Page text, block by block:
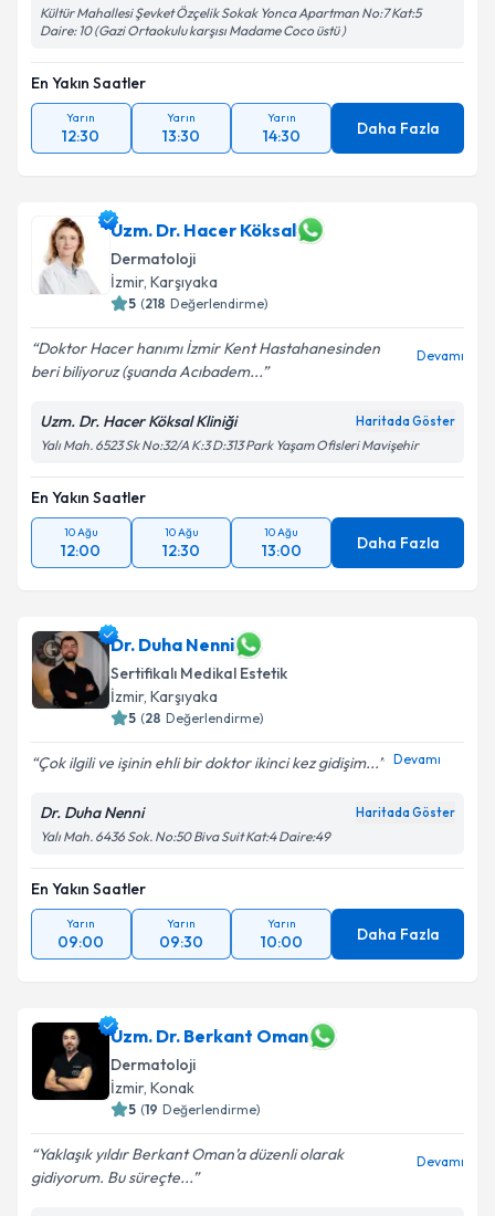
Kültür Mahallesi Şevket Özçelik Sokak Yonca Apartman No:7 Kat:5
Daire: 10 (Gazi Ortaokulu karşısı Madame Coco üstü )
En Yakın Saatler
Yarın
12:30
Yarın
13:30
Yarın
14:30 Daha Fazla
Uzm. Dr. Hacer Köksal
Dermatoloji
İzmir, Karşıyaka
5 (218 Değerlendirme)
Doktor Hacer hanımı İzmir Kent Hastahanesinden
beri biliyoruz (şuanda Acıbadem...
Devamı
Uzm. Dr. Hacer Köksal Kliniği Haritada Göster
Yalı Mah. 6523 Sk No:32/A K:3 D:313 Park Yaşam Ofisleri Mavişehir
En Yakın Saatler
10 Ağu
12:00
10 Ağu
12:30
10 Ağu
13:00 Daha Fazla
Dr. Duha Nenni
Sertifikalı Medikal Estetik
İzmir, Karşıyaka
5 (28 Değerlendirme)
Çok ilgili ve işinin ehli bir doktor ikinci kez gidişim... Devamı
Dr. Duha Nenni Haritada Göster
Yalı Mah. 6436 Sok. No:50 Biva Suit Kat:4 Daire:49
En Yakın Saatler
Yarın
09:00
Yarın
09:30
Yarın
10:00 Daha Fazla
Uzm. Dr. Berkant Oman
Dermatoloji
İzmir, Konak
5 (19 Değerlendirme)
Yaklaşık yıldır Berkant Oman’a düzenli olarak
gidiyorum. Bu süreçte...
Devamı